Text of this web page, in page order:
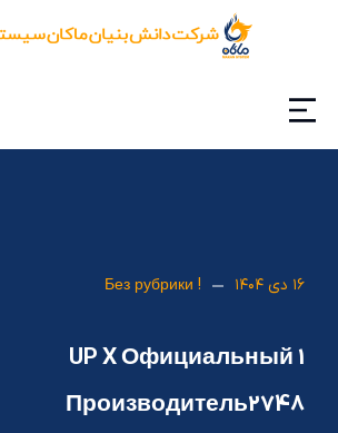
۱۶ دی ۱۴۰۴ ! Без рубрики
1 UP X Официальный
Производитель2748